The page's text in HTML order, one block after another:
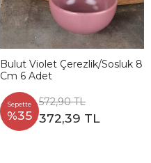
Bulut Violet Çerezlik/Sosluk 8
Cm 6 Adet
Sepette
%35
572,90 TL
372,39 TL